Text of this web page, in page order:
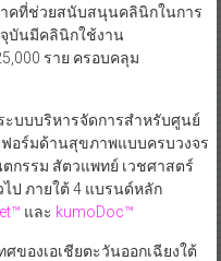
คที่ช่วยสนับสนุนคลินิกในการ
บันมีคลินิกใช้งาน
ราย ครอบคลุม
ะบบบริหารจัดการสำหรับศูนย์
อร์มด้านสุขภาพแบบครบวงจร
กรรม สัตวแพทย์ เวชศาสตร์
ป ภายใต้ 4 แบรนด์หลัก
และ kumoDoc™
ของเอเชียตะวันออกเฉียงใต้